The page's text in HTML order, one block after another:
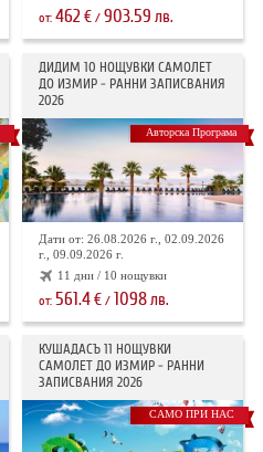
от:462€ /903.59 лв.
ДИДИМ 10 НОЩУВКИ САМОЛЕТ
ДО ИЗМИР - РАННИ ЗАПИСВАНИЯ
2026
Авторска Програма
Дати от: 26.08.2026 г., 02.09.2026
г., 09.09.2026 г.
11 дни / 10 нощувки
от:561.4€ / 1098лв.
КУШАДАСЪ 11 НОЩУВКИ
САМОЛЕТ ДО ИЗМИР - РАННИ
ЗАПИСВАНИЯ 2026
САМО ПРИ НАС